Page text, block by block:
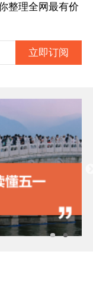
整理全网最有价
立即订阅